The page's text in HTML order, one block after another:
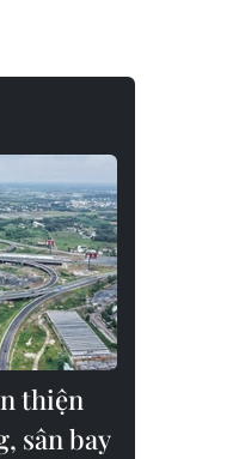
thiện
sân bay